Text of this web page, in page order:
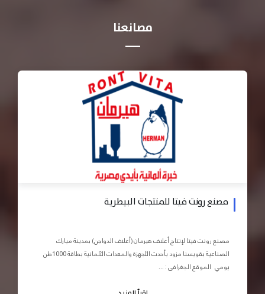
مصانعنا
مصنع رونت فيتا للمنتجات البيطرية
مصنع رونت فيتا لإنتاج أعلاف هيرمان (أعلاف الدواجن) بمدينة مبارك
الصناعية بقويسنا مزود بأحدث الأجهزة والمعدات الآلمانية بطاقة 1000طن
يومي الموقع الجغرافى : ...